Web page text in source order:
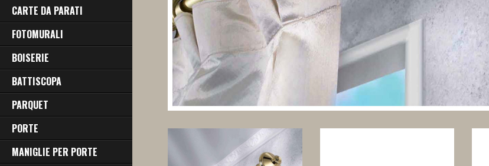
PAOLA
CINZIA
ELIANA
VIVIANA
URSULA
ORNELLA
CORNELIA
ALBA
VIVIANA
CARTE DA PARATI
FOTOMURALI
BOISERIE
BATTISCOPA
PARQUET
PORTE
MANIGLIE PER PORTE